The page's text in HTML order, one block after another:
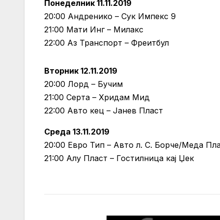
Понеделник 11.11.2019
20:00 Андренико – Сук Импекс 9
21:00 Мати Инг – Милакс
22:00 Аз Транспорт – Фреитбул
Вторник 12.11.2019
20:00 Лорд – Бучим
21:00 Серта – Хридам Мид
22:00 Авто кец – Јанев Пласт
Среда 13.11.2019
20:00 Евро Тип – Авто л. С. Борче/Меда
21:00 Алу Пласт – Гостилница кај Џек